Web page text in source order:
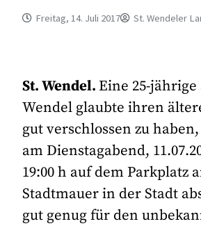
Freitag, 14. Juli 2017 St. Wendeler
St. Wendel. Eine 25-jährige
Wendel glaubte ihren
gut verschlossen zu
am Dienstagabend,
19:00 h auf dem Parkplatz
Stadtmauer in der Stadt
gut genug für den